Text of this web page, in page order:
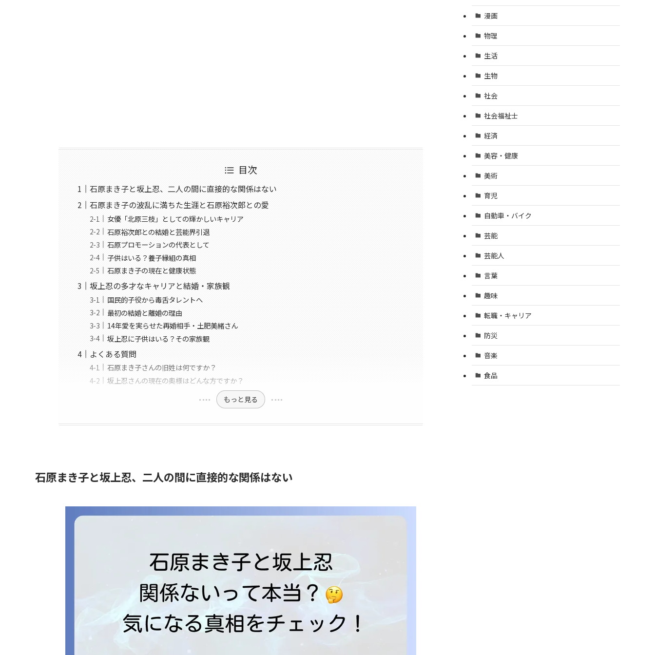
目次
石原まき子と坂上忍、二人の間に直接的な関係はない
石原まき子の波乱に満ちた生涯と石原裕次郎との愛
女優「北原三枝」としての輝かしいキャリア
石原裕次郎との結婚と芸能界引退
石原プロモーションの代表として
子供はいる？養子縁組の真相
石原まき子の現在と健康状態
坂上忍の多才なキャリアと結婚・家族観
国民的子役から毒舌タレントへ
最初の結婚と離婚の理由
14年愛を実らせた再婚相手・土肥美緒さん
坂上忍に子供はいる？その家族観
よくある質問
石原まき子さんの旧姓は何ですか？
坂上忍さんの現在の奥様はどんな方ですか？
もっと見る
石原まき子と坂上忍、二人の間に直接的な関係はない
漫画
物理
生活
生物
社会
社会福祉士
経済
美容・健康
美術
育児
自動車・バイク
芸能
芸能人
言葉
趣味
転職・キャリア
防災
音楽
食品